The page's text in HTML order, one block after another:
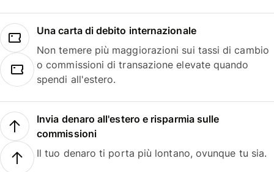
Una carta di debito internazionale
Non temere più maggiorazioni sui tassi di cambio
o commissioni di transazione elevate quando
spendi all'estero.
Invia denaro all'estero e risparmia sulle
commissioni
Il tuo denaro ti porta più lontano, ovunque tu sia.